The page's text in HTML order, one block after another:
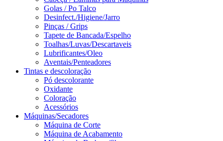
Golas / Po Talco
Desinfect./Higiene/Jarro
Pinças / Grips
Tapete de Bancada/Espelho
Toalhas/Luvas/Descartaveis
Lubrificantes/Oleo
Aventais/Penteadores
Tintas e descoloração
Pó descolorante
Oxidante
Coloração
Acessórios
Máquinas/Secadores
Máquina de Corte
Máquina de Acabamento